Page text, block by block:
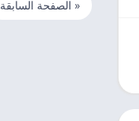
« الصفحة السابقة